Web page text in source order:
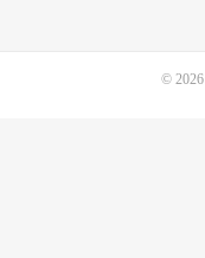
© 2026